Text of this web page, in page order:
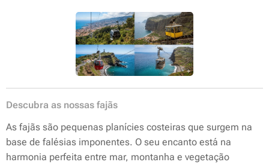
Descubra as nossas fajãs
As fajãs são pequenas planícies costeiras que surgem na
base de falésias imponentes. O seu encanto está na
harmonia perfeita entre mar, montanha e vegetação